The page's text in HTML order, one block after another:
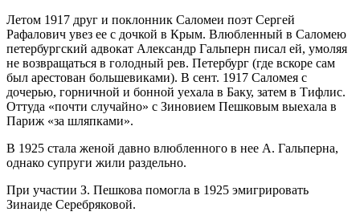
Летом 1917 друг и поклонник Саломеи поэт Сергей
Рафалович увез ее с дочкой в Крым. Влюбленный в Саломею
петербургский адвокат Александр Гальперн писал ей, умоляя
не возвращаться в голодный рев. Петербург (где вскоре сам
был арестован большевиками). В сент. 1917 Саломея с
дочерью, горничной и бонной уехала в Баку, затем в Тифлис.
Оттуда «почти случайно» с Зиновием Пешковым выехала в
Париж «за шляпками».
В 1925 стала женой давно влюбленного в нее А. Гальперна,
однако супруги жили раздельно.
При участии З. Пешкова помогла в 1925 эмигрировать
Зинаиде Серебряковой.